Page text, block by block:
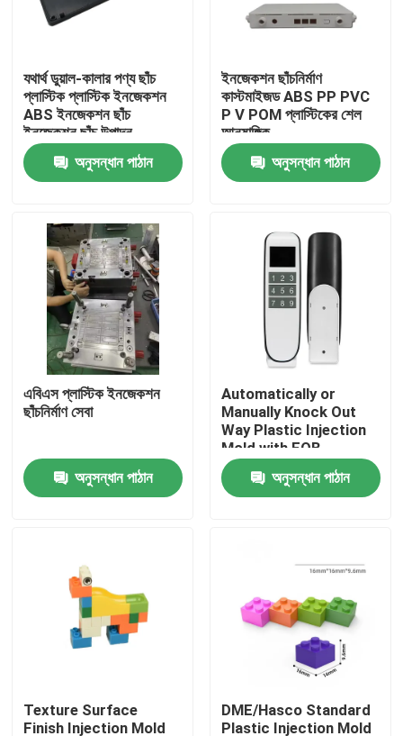
পণ্য
আমাদের সম্বন্ধে
কারখানা পরিদর্শন
আমাদের সাথে যোগাযোগ
গৃহস্থালী যন্ত্রপাতি যন্ত্রাংশ ইনজেকশন ছাঁচ
যথার্থ ডুয়াল-কালার পণ্য ছাঁচ
প্লাস্টিক প্লাস্টিক ইনজেকশন
ABS ইনজেকশন ছাঁচ
ইনজেকশন ছাঁচ উত্পাদন
অনুসন্ধান পাঠান
ইনজেকশন ছাঁচনির্মাণ
কাস্টমাইজড ABS PP PVC
P V POM প্লাস্টিকের শেল
আনুষাঙ্গিক
অনুসন্ধান পাঠান
এবিএস প্লাস্টিক ইনজেকশন
ছাঁচনির্মাণ সেবা
অনুসন্ধান পাঠান
Automatically or
Manually Knock Out
Way Plastic Injection
Mold with FOB
Incoterm and
DME/Hasco Standard
অনুসন্ধান পাঠান
Texture Surface
Finish Injection Mold
DME/Hasco Standard
Plastic Injection Mold